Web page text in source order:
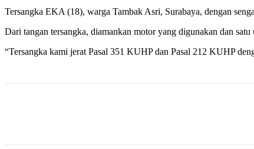
Tersangka EKA (18), warga Tambak Asri, Surabaya, dengan
Dari tangan tersangka, diamankan motor yang digunakan dan satu
“Tersangka kami jerat Pasal 351 KUHP dan Pasal 212 KUHP